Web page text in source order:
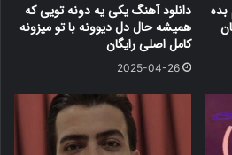
بده
دانلود آهنگ یکی یه دونه تویی که
همیشه حال دل دیوونه با تو میزونه
کامل اصلی رایگان
2025-04-26